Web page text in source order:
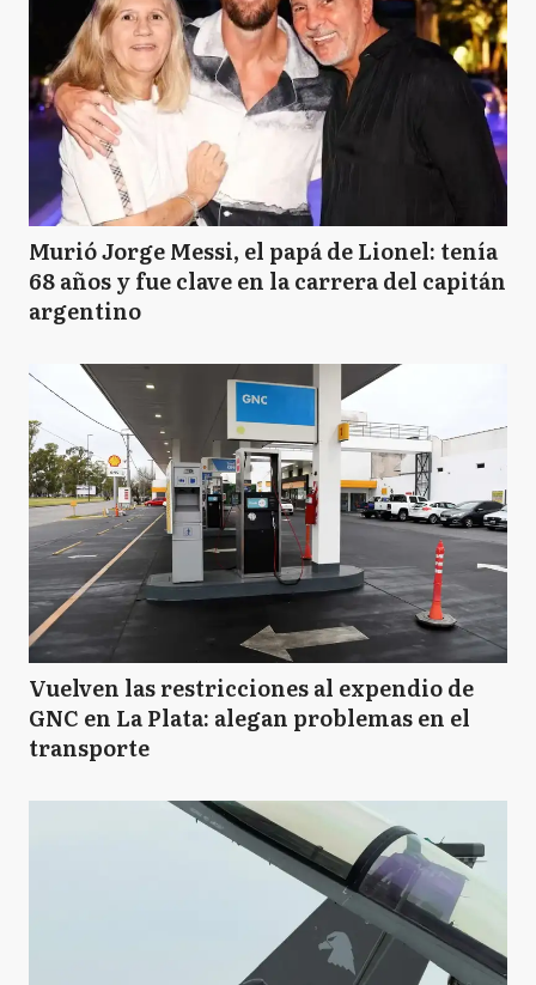
Murió Jorge Messi, el papá de Lionel: tenía
68 años y fue clave en la carrera del capitán
argentino
Vuelven las restricciones al expendio de
GNC en La Plata: alegan problemas en el
transporte